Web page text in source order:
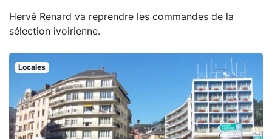
Hervé Renard va reprendre les commandes de la
sélection ivoirienne.
Locales